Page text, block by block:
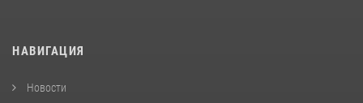
НАВИГАЦИЯ
Новости